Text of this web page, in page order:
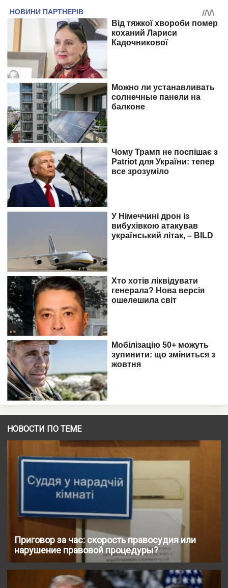
НОВОСТИ ПО ТЕМЕ
Приговор за час: скорость правосудия или
нарушение правовой процедуры?